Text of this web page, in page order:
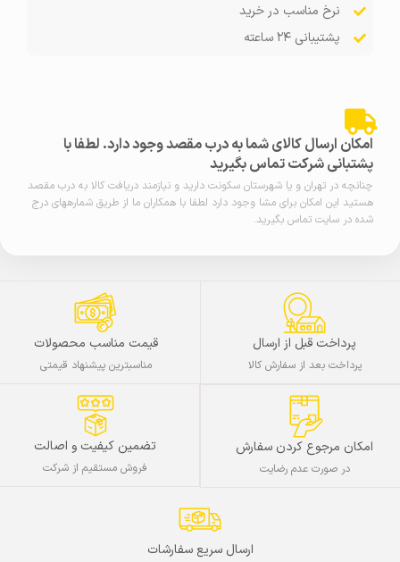
نرخ مناسب در خرید
پشتیبانی ۲۴ ساعته
امکان ارسال کالای شما به درب مقصد وجود دارد. لطفا با
پشتبانی شرکت تماس بگیرید
چنانچه در تهران و یا شهرستان سکونت دارید و نیازمند دریافت کالا به درب مقصد
هستید این امکان برای مشا وجود دارد لطفا با همکاران ما از طریق شمارههای درج
شده در سایت تماس بگیرید.
پرداخت قبل از ارسال
پرداخت بعد از سفارش کالا
قیمت مناسب محصولات
مناسبترین پیشنهاد قیمتی
امکان مرجوع کردن سفارش
در صورت عدم رضایت
تضمین کیفیت و اصالت
فروش مستقیم از شرکت
ارسال سریع سفارشات